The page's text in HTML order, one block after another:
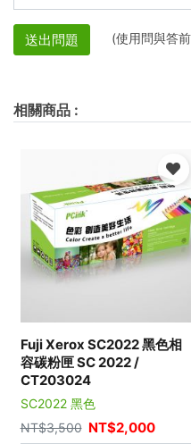
送出問題 (使用問與答
相關商品 :
Fuji Xerox SC2022 黑色相
容碳粉匣 SC 2022 /
CT203024
SC2022 黑色
NT$3,500 NT$2,000